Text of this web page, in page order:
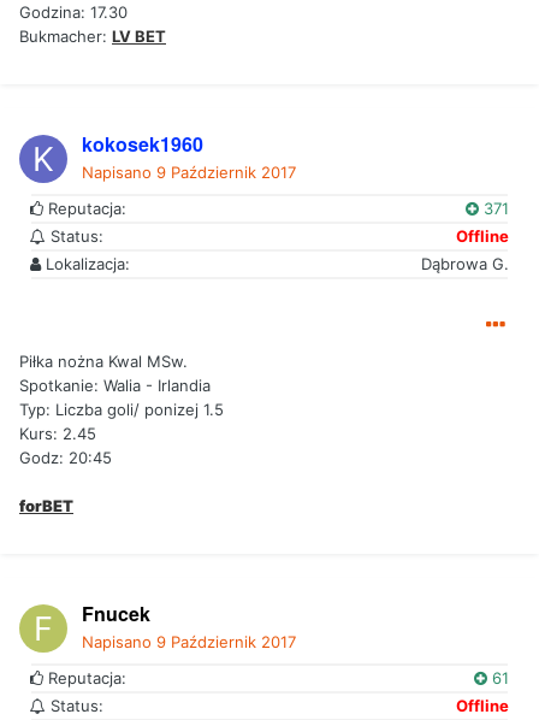
Godzina: 17.30
Bukmacher: LV BET
kokosek1960
Napisano 9 Październik 2017
Reputacja:
371
Status:
Offline
Lokalizacja:
Dąbrowa G.
Piłka nożna Kwal MSw.
Spotkanie: Walia - Irlandia
Typ: Liczba goli/ ponizej 1.5
Kurs: 2.45
Godz: 20:45
forBET
Fnucek
Napisano 9 Październik 2017
Reputacja:
61
Status:
Offline